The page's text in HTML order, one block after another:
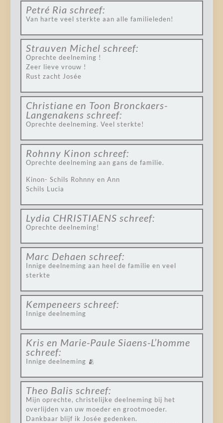
Petré Ria schreef:
Van harte veel sterkte aan alle familieleden!
Strauven Michel schreef:
Oprechte deelneming !
Zeer lieve vrouw !
Rust zacht Josée
Christiane en Toon Bronckaers-
Langenakens schreef:
Oprechte deelneming. Veel sterkte!
Rohnny Kinon schreef:
Oprechte deelneming aan gans de familie.
Kinon- Schils Rohnny en Ann
Schils Lucia
Lydia CHRISTIAENS schreef:
Oprechte deelneming!
Marc Dehaen schreef:
Innige deelneming aan heel de familie en veel
sterkte
Kempeneers schreef:
Innige deelneming
Kris en Marie-Paule Siaens-L’homme
schreef:
Innige deelneming 🫂
Theo Balis schreef:
Mijn oprechte, christelijke deelneming bij het
overlijden van uw moeder en grootmoeder.
Dankbaar blijf ik Josée gedenken.